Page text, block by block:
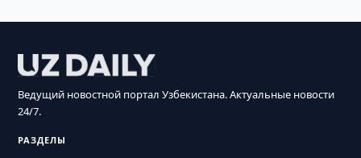
Ведущий новостной портал Узбекистана. Актуальные новости
24/7.
РАЗДЕЛЫ